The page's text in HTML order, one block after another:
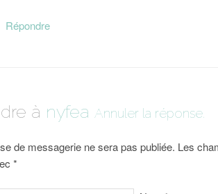
Répondre
à nyfea Annuler la réponse.
de messagerie ne sera pas publiée. Les
*